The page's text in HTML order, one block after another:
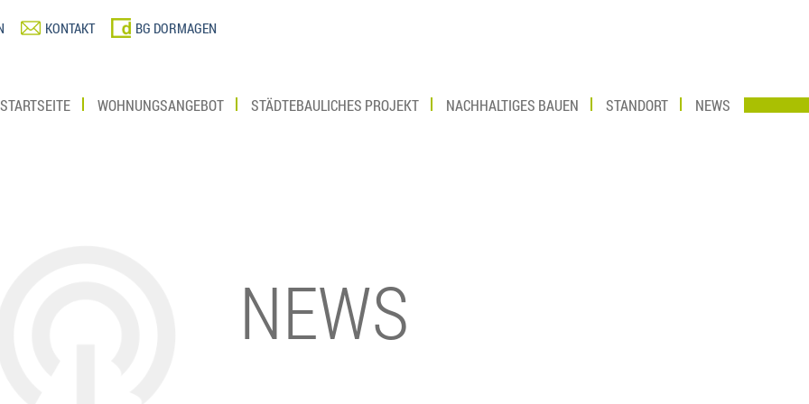
KONTAKT BG DORMAGEN
STARTSEITE WOHNUNGSANGEBOT STÄDTEBAULICHES PROJEKT NACHHALTIGES BAUEN STANDORT NEWS
NEWS